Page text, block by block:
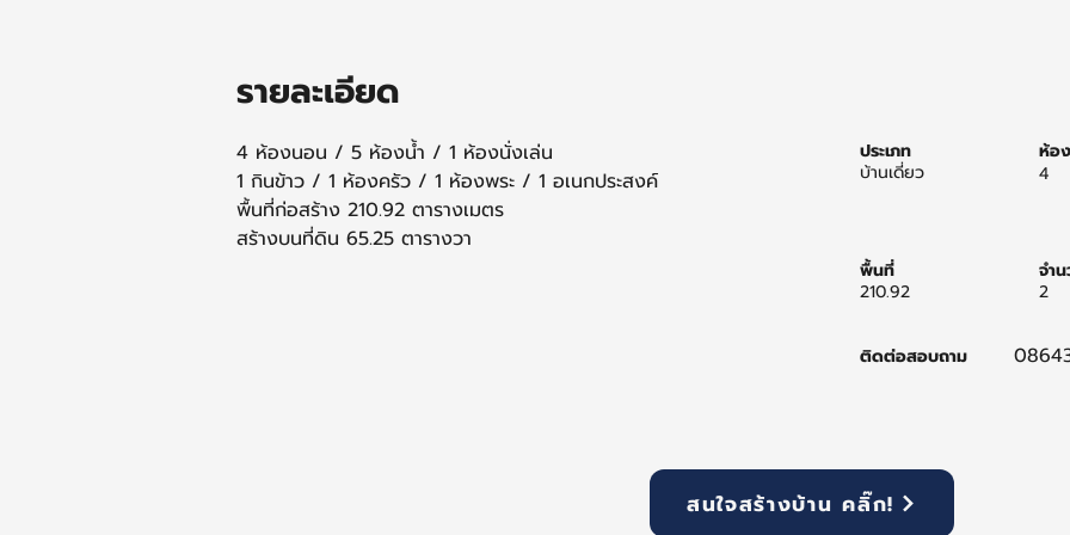
รายละเอียด
4 ห้องนอน / 5 ห้องน้ำ / 1 ห้องนั่งเล่น
1 กินข้าว / 1 ห้องครัว / 1 ห้องพระ / 1 อเนกประสงค์
พื้นที่ก่อสร้าง 210.92 ตารางเมตร
สร้างบนที่ดิน 65.25 ตารางวา
ประเภท
บ้านเดี่ยว
พื้นที่
210.92
ห้อ
4
จำ
2
ติดต่อสอบถาม
สนใจสร้างบ้าน คลิ๊ก!